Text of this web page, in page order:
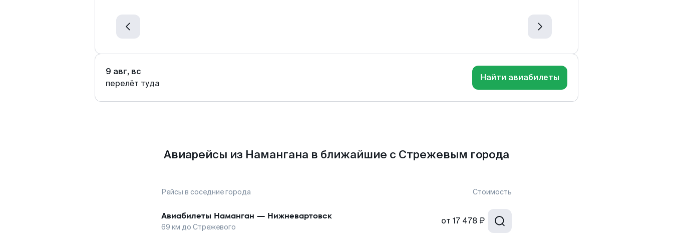
9 авг, вс
перелёт туда
Найти авиабилеты
Авиарейсы из Намангана в ближайшие с Стрежевым города
Рейсы в соседние города Стоимость
Авиабилеты Наманган — Нижневартовск
69 км до Стрежевого
от 17 478 ₽